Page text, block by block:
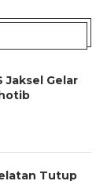
Jaksel Gelar
Tutup